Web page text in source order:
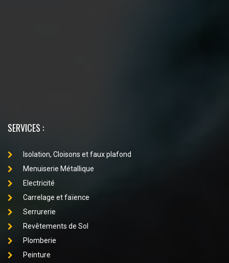
SERVICES :
Isolation, Cloisons et faux plafond
Menuiserie Métallique
Electricité
Carrelage et faïence
Serrurerie
Revêtements de Sol
Plomberie
Peinture